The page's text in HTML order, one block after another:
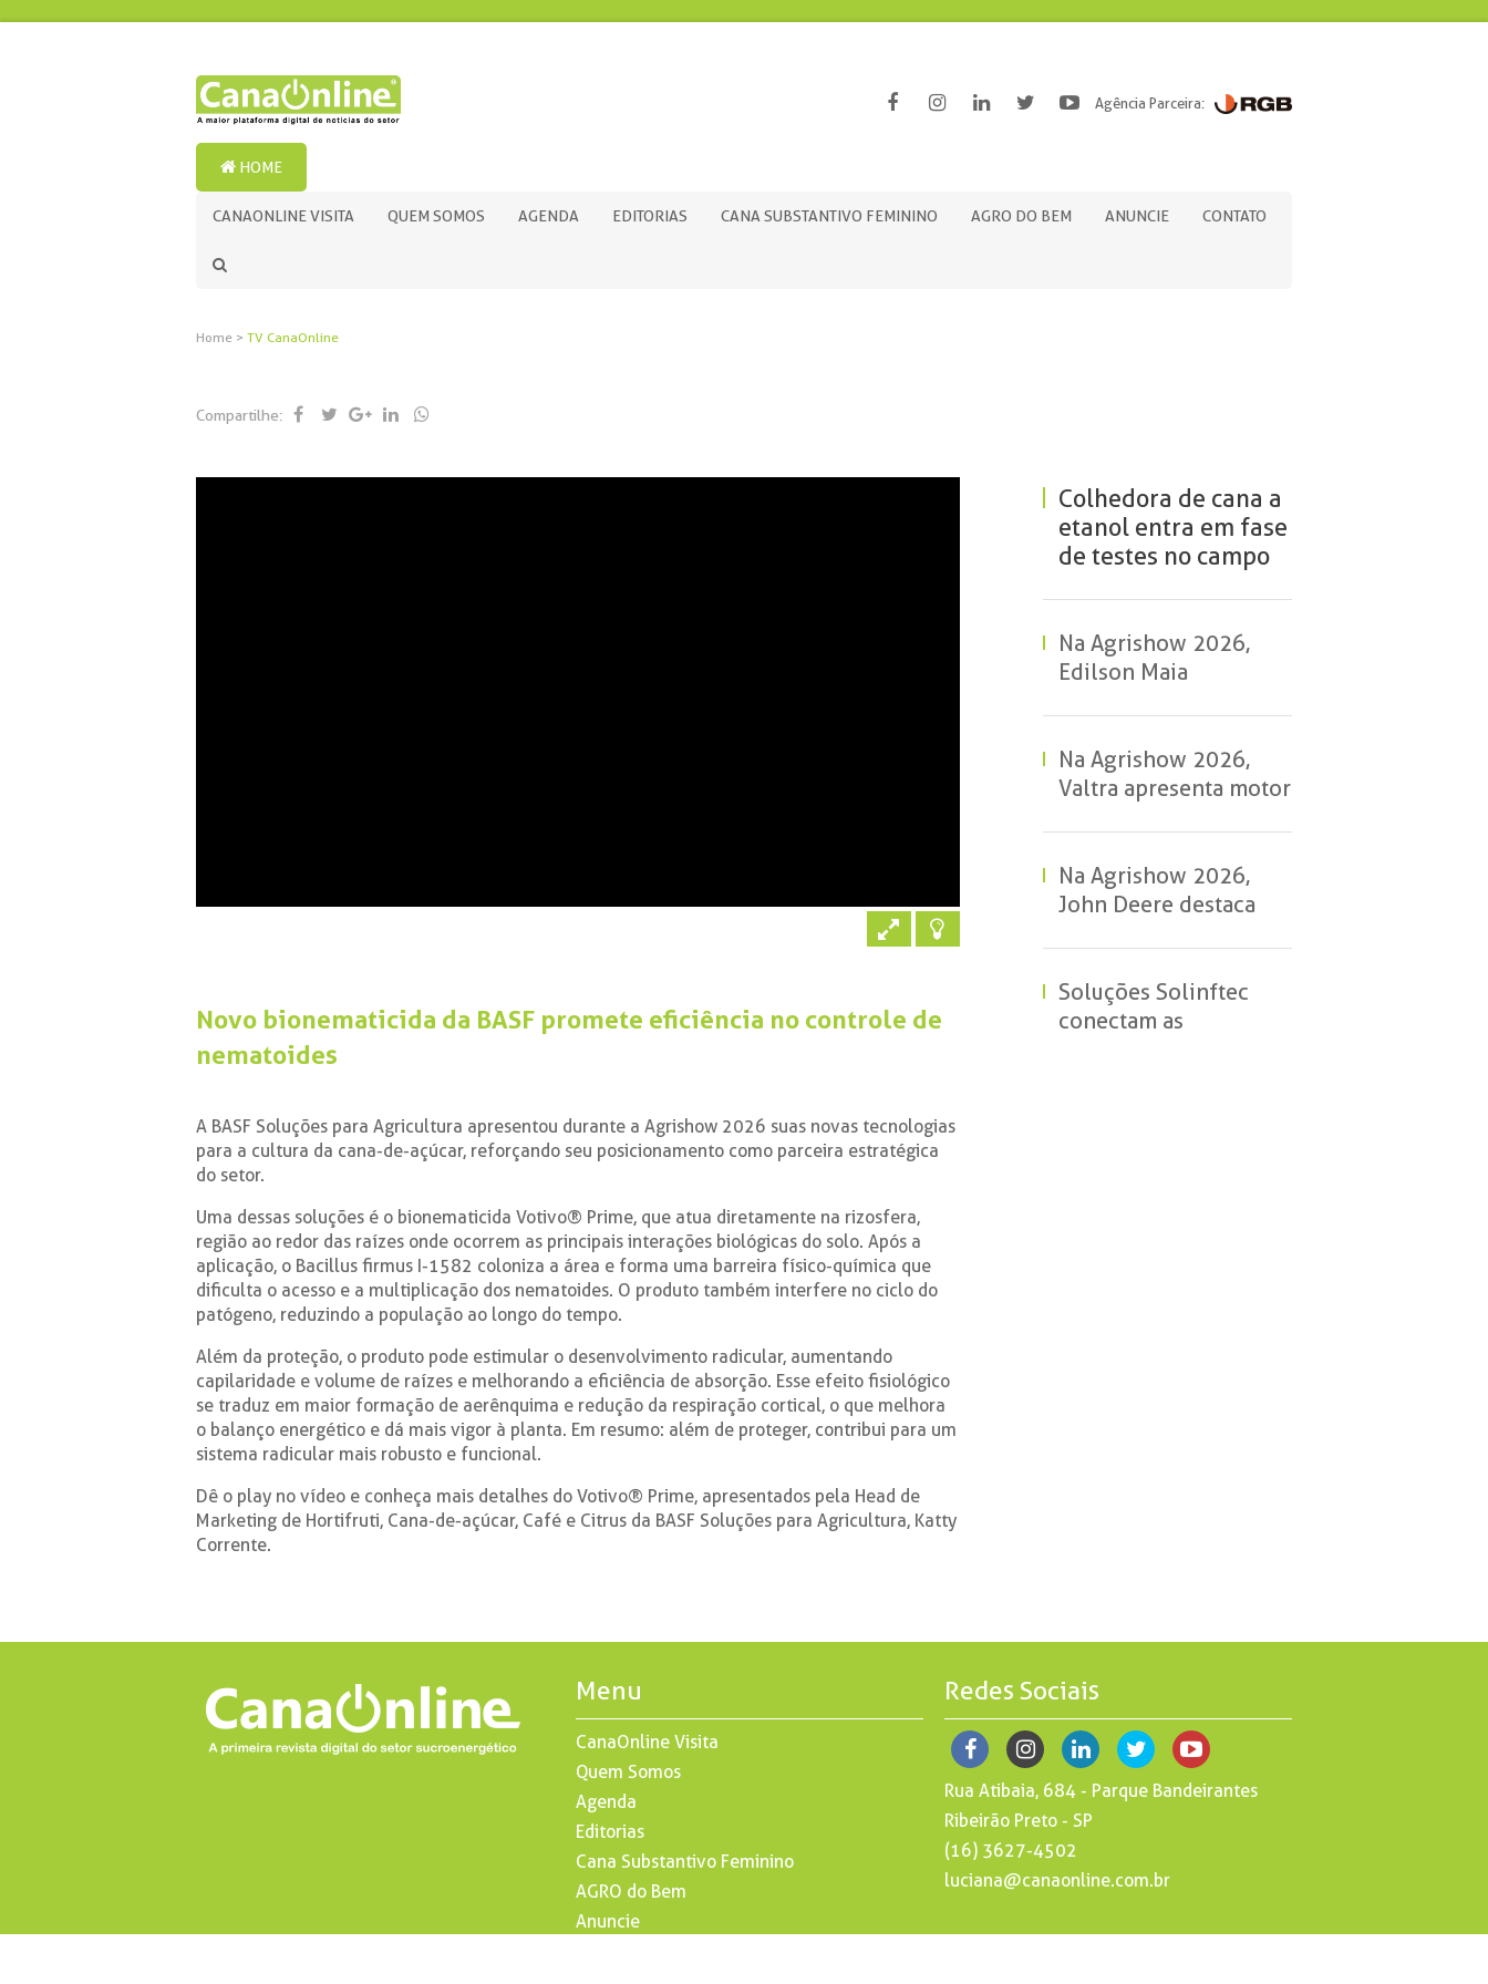
Agência Parceira:
HOME
CANAONLINE VISITA QUEM SOMOS AGENDA EDITORIAS CANA SUBSTANTIVO FEMININO AGRO DO BEM ANUNCIE CONTATO
Home > TV CanaOnline
Compartilhe:
Colhedora de cana a
etanol entra em fase
de testes no campo
Na Agrishow 2026,
Edilson Maia
Artioli
Na Agrishow 2026,
Valtra apresenta motor
lançada em 2028
Na Agrishow 2026,
John Deere destaca
9
Soluções Solinftec
conectam as
Novo bionematicida da BASF promete eficiência no controle de
nematoides
A BASF Soluções para Agricultura apresentou durante a Agrishow 2026 suas novas tecnologias
para a cultura da cana-de-açúcar, reforçando seu posicionamento como parceira estratégica
do setor.
Uma dessas soluções é o bionematicida Votivo® Prime, que atua diretamente na rizosfera,
região ao redor das raízes onde ocorrem as principais interações biológicas do solo. Após a
aplicação, o Bacillus firmus I-1582 coloniza a área e forma uma barreira físico-química que
dificulta o acesso e a multiplicação dos nematoides. O produto também interfere no ciclo do
patógeno, reduzindo a população ao longo do tempo.
Além da proteção, o produto pode estimular o desenvolvimento radicular, aumentando
capilaridade e volume de raízes e melhorando a eficiência de absorção. Esse efeito fisiológico
se traduz em maior formação de aerênquima e redução da respiração cortical, o que melhora
o balanço energético e dá mais vigor à planta. Em resumo: além de proteger, contribui para um
sistema radicular mais robusto e funcional.
Dê o play no vídeo e conheça mais detalhes do Votivo® Prime, apresentados pela Head de
Marketing de Hortifruti, Cana-de-açúcar, Café e Citrus da BASF Soluções para Agricultura, Katty
Corrente.
Menu
CanaOnline Visita
Quem Somos
Agenda
Editorias
Cana Substantivo Feminino
AGRO do Bem
Anuncie
Redes Sociais
Rua Atibaia, 684 - Parque Bandeirantes
Ribeirão Preto - SP
(16) 3627-4502
luciana@canaonline.com.br